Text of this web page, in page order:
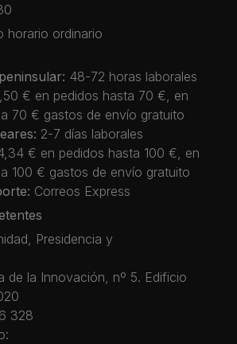
horario ordinario
48-72 horas laborales
€ en pedidos hasta 70 €, en
70 € gastos de envío gratuito
2-7 días laborales
€ en pedidos hasta 100 €, en
100 € gastos de envío gratuito
Correos Express
Presidencia y
de la Innovación, nº 5. Edificio
328